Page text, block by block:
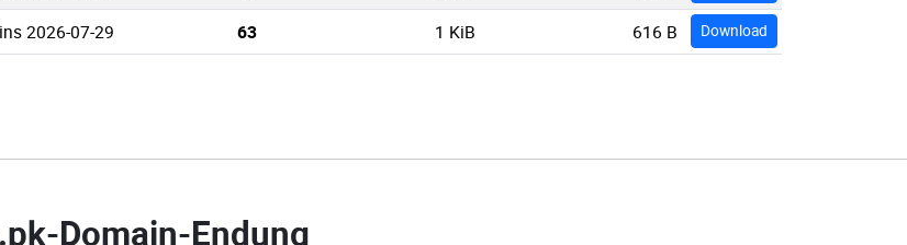
2026-07-29 63 1 KiB 616 B Download
Domain-Endung